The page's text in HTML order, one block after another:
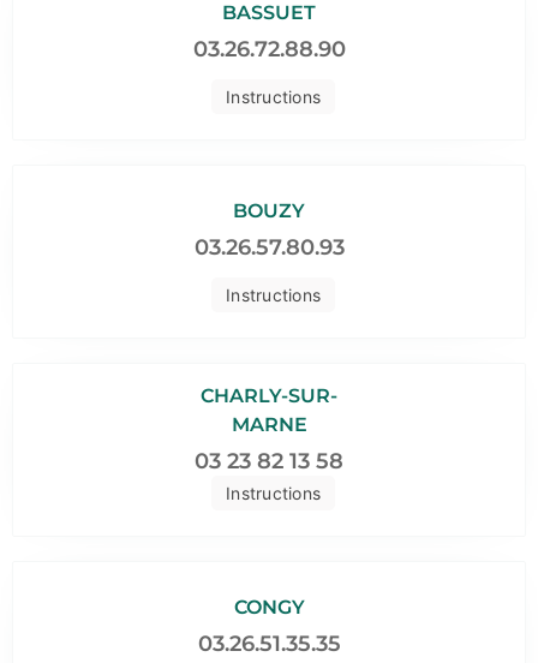
Instructions
BASSUET
03.26.72.88.90
Instructions
BOUZY
03.26.57.80.93
Instructions
CHARLY-SUR-
MARNE
03 23 82 13 58
CONGY
03.26.51.35.35